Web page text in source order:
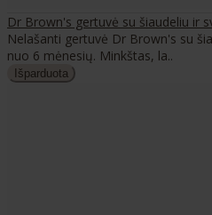
Dr Brown's gertuvė su šiaudeliu ir
Nelašanti gertuvė Dr Brown's su
nuo 6 mėnesių. Minkštas, la..